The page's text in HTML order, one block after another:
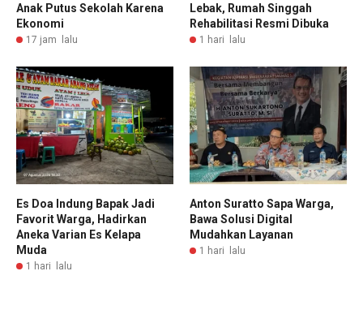
Anak Putus Sekolah Karena
Ekonomi
17 jam lalu
Lebak, Rumah Singgah
Rehabilitasi Resmi Dibuka
1 hari lalu
Es Doa Indung Bapak Jadi
Favorit Warga, Hadirkan
Aneka Varian Es Kelapa
Muda
1 hari lalu
Anton Suratto Sapa Warga,
Bawa Solusi Digital
Mudahkan Layanan
1 hari lalu